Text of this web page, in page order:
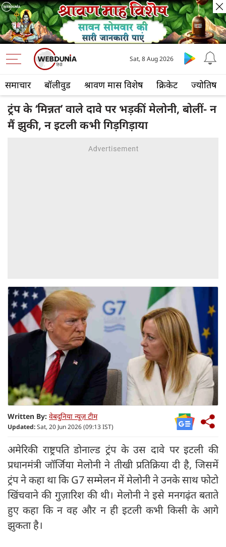
समाचार बॉलीवुड श्रावण मास विशेष क्रिकेट ज्योतिष
Sat, 8 Aug 2026
ट्रंप के ‘मिन्नत’ वाले दावे पर भड़कीं मेलोनी, बोलीं- न
मैं झुकी, न इटली कभी गिड़गिड़ाया
Written By: वेबदुनिया न्यूज़ टीम
Updated:Sat, 20 Jun 2026 (09:13 IST)
अमेरिकी राष्ट्रपति डोनाल्ड ट्रंप के उस दावे पर इटली की
प्रधानमंत्री जॉर्जिया मेलोनी ने तीखी प्रतिक्रिया दी है, जिसमें
ट्रंप ने कहा था कि G7 सम्मेलन में मेलोनी ने उनके साथ फोटो
खिंचवाने की गुज़ारिश की थी। मेलोनी ने इसे मनगढ़ंत बताते
हुए कहा कि न वह और न ही इटली कभी किसी के आगे
झुकता है।